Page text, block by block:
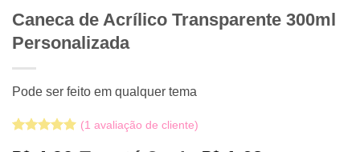
Caneca de Acrílico Transparente 300ml
Personalizada
Pode ser feito em qualquer tema
(1 avaliação de cliente)